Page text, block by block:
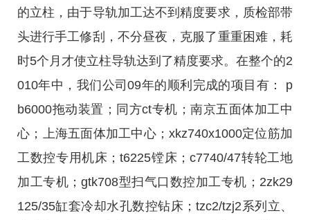
的立柱，由于导轨加工达不到精度要求，质检部带
头进行手工修刮，不分昼夜，克服了重重困难，耗
时5个月才使立柱导轨达到了精度要求。在整个的2
010年中，我们公司09年的顺利完成的项目有： p
b6000拖动装置；同方ct专机；南京五面体加工中
心；上海五面体加工中心；xkz740x1000定位筋加
工数控专用机床；t6225镗床；c7740/47转轮工地
加工专机；gtk708型扫气口数控加工专机；2zk29
125/35缸套冷却水孔数控钻床；tzc2/tzj2系列立、